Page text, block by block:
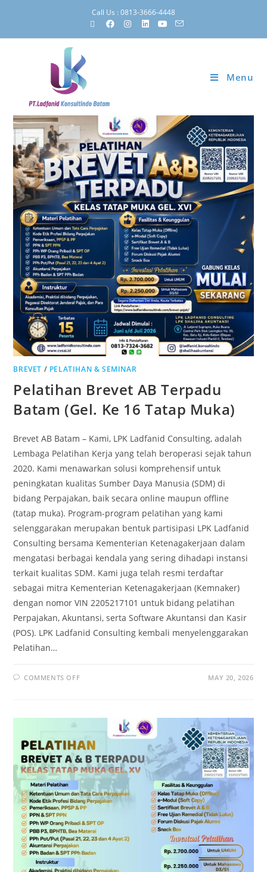
Call Us : 0813-3666-4448
Menu
BREVET / PELATIHAN & SEMINAR
Pelatihan Brevet AB Terpadu
Batam (Gel. Ke 16 Tatap Muka)
Brevet AB Batam – Kami, LPK Ladfanid Consulting, adalah
Lembaga Pelatihan Kerja yang telah beroperasi sejak tahun
2020. Kami menawarkan solusi komprehensif untuk
peningkatan kualitas Sumber Daya Manusia (SDM) di
bidang Perpajakan, baik secara online maupun offline
(tatap muka). Program-program pelatihan yang kami
selenggarakan merupakan bentuk partisipasi LPK Ladfanid
Consulting bersama Kementerian Ketenagakerjaan dalam
mengatasi berbagai kendala yang sering dihadapi instansi
terkait kualitas SDM. Kami juga telah resmi terdaftar
sebagai mitra Kementerian Ketenagakerjaan (Kemnaker)
dengan nomor VIN 2205217101 untuk bidang pelatihan
Perpajakan, Akuntansi, serta Software Akuntansi dan Kasir
(POS). LPK Ladfanid Consulting kembali menyelenggarakan
Pelatihan…
COMMENTS OFF MAY 20, 2026